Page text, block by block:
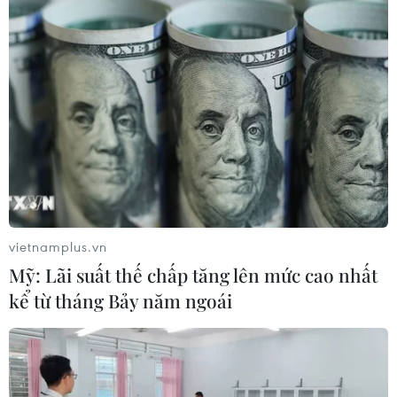
tích xuất sắc
02/08/2026 09:16
Trước thềm năm học mới: Giáo dục
tăng tốc từ vùng biên đến đô thị
02/08/2026 04:35
Xem thêm
CƠ QUAN CHỦ QUẢN: THÔNG TẤN XÃ VIỆT NAM
vietnamplus.vn
Mỹ: Lãi suất thế chấp tăng lên mức cao nhất
kể từ tháng Bảy năm ngoái